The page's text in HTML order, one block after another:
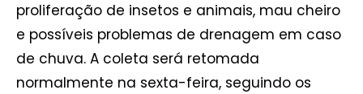
proliferação de insetos e animais, mau cheiro
e possíveis problemas de drenagem em caso
de chuva. A coleta será retomada
normalmente na sexta-feira, seguindo os